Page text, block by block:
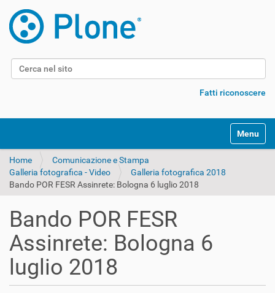
Cerca nel sito
Fatti riconoscere
Alterna
Home
Comunicazione e Stampa
Galleria fotografica - Video
Galleria fotografica 2018
Bando POR FESR Assinrete: Bologna 6 luglio 2018
Bando POR FESR
Assinrete: Bologna 6
luglio 2018